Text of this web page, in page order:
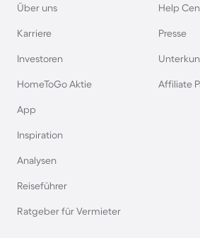
Ferienhäuser mit Pool auf
Ferienhäuser mit Pool in Büsum
Ferienhäuser mit Pool in Berlin
Über uns
Karriere
Investoren
HomeToGo Aktie
App
Inspiration
Analysen
Reiseführer
Ratgeber für Vermieter
Help
Presse
Affiliate